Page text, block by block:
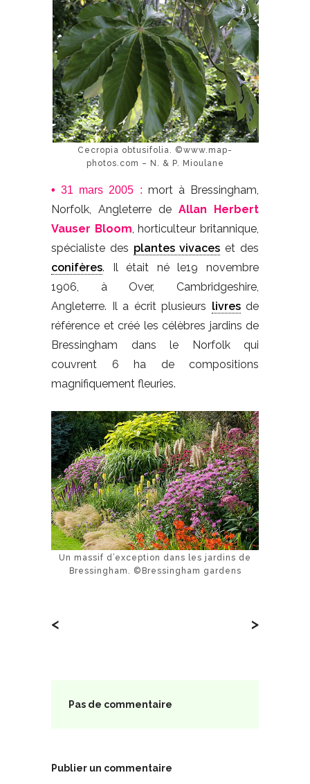
Cecropia obtusifolia. ©www.map-
photos.com – N. & P. Mioulane
•31 mars 2005 : mort à Bressingham,
Norfolk, Angleterre de Allan Herbert
Vauser Bloom, horticulteur britannique,
spécialiste des plantes vivaces et des
conifères. Il était né le19 novembre
1906, à Over, Cambridgeshire,
Angleterre. Il a écrit plusieurs livresde
référence et créé les célèbres jardins de
Bressingham dans le Norfolk qui
couvrent 6 ha de compositions
magnifiquement fleuries.
Un massif d’exception dans les jardins de
Bressingham. ©Bressingham gardens
< >
Pas de commentaire
Publier un commentaire